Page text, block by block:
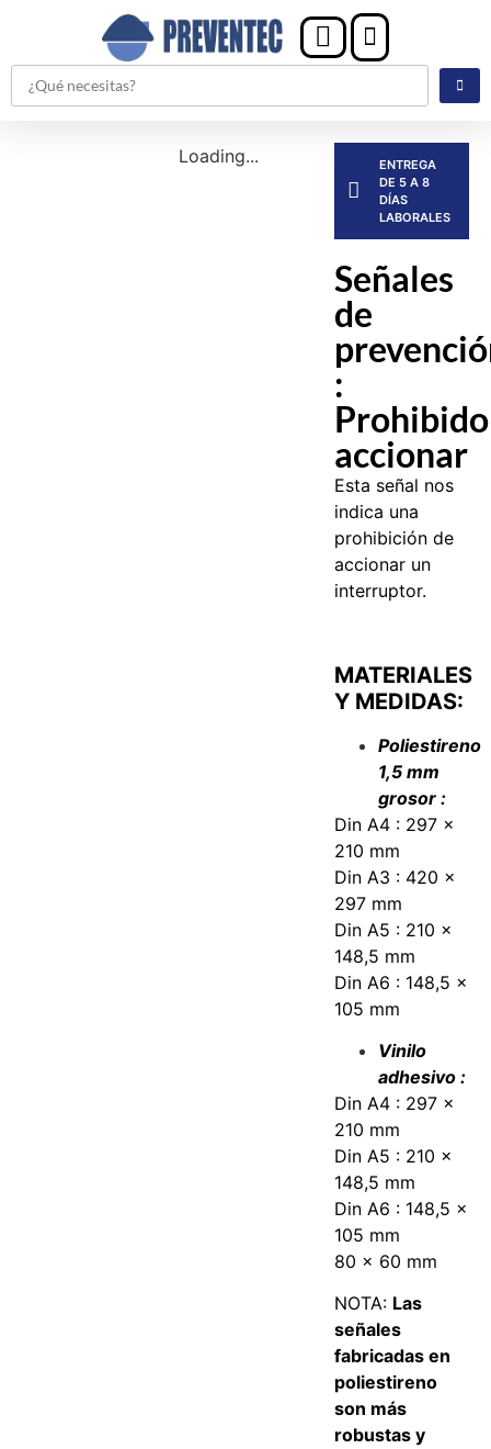
Loading...
ENTREGA
DE 5 A 8
DÍAS
LABORALES
Señales
de
:
Prohibido
accionar
Esta señal nos
indica una
prohibición de
accionar un
interruptor.
MATERIALES
Y MEDIDAS:
Poliestireno
1,5 mm
grosor :
Din A4 : 297 x
210 mm
Din A3 : 420 x
297 mm
Din A5 : 210 x
148,5 mm
Din A6 : 148,5 x
105 mm
Vinilo
adhesivo :
Din A4 : 297 x
210 mm
Din A5 : 210 x
148,5 mm
Din A6 : 148,5 x
105 mm
80 x 60 mm
NOTA: Las
señales
fabricadas en
poliestireno
son más
robustas y